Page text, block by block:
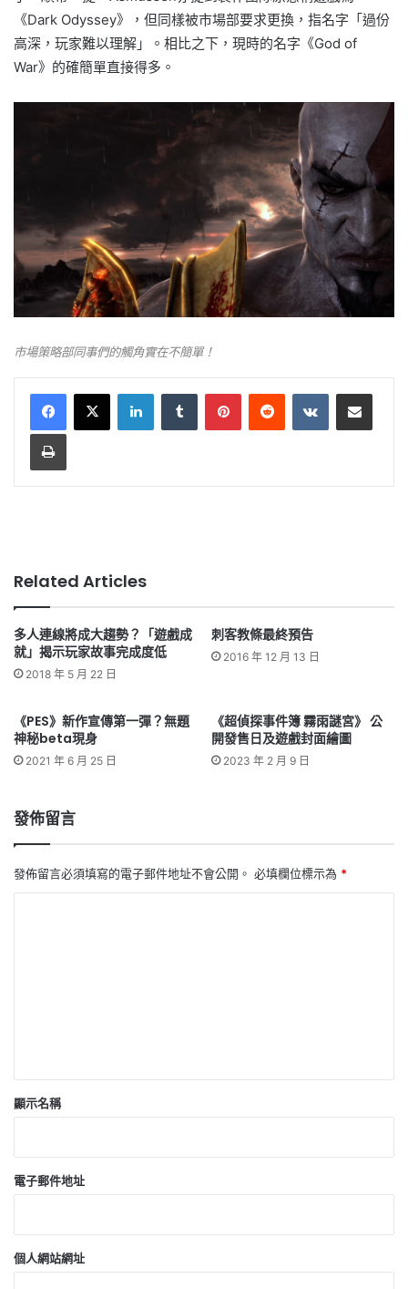
《Dark Odyssey》，但同樣被市場部要求更換，指名字「過份
高深，玩家難以理解」。相比之下，現時的名字《God of
War》的確簡單直接得多。
市場策略部同事們的觸角實在不簡單！
LinkedInTumblr PinterestReddit VKontakteShare via Email
Print
Related Articles
多人連線將成大趨勢？「遊戲成
就」揭示玩家故事完成度低
2018 年 5 月 22 日
刺客教條最終預告
2016 年 12 月 13 日
《PES》新作宣傳第一彈？無題
神秘beta現身
2021 年 6 月 25 日
《超偵探事件簿 霧雨謎宮》 公
開發售日及遊戲封面繪圖
2023 年 2 月 9 日
發佈留言
發佈留言必須填寫的電子郵件地址不會公開。 必填欄位標示為 *
顯示名稱
電子郵件地址
個人網站網址